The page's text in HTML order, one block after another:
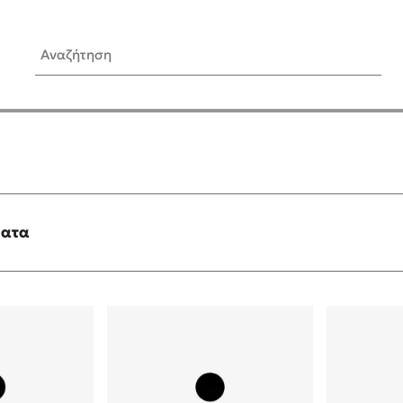
Αναζήτηση
είναι «το πρόβλημα»
Συγχαρητήρια, Πέθανες!